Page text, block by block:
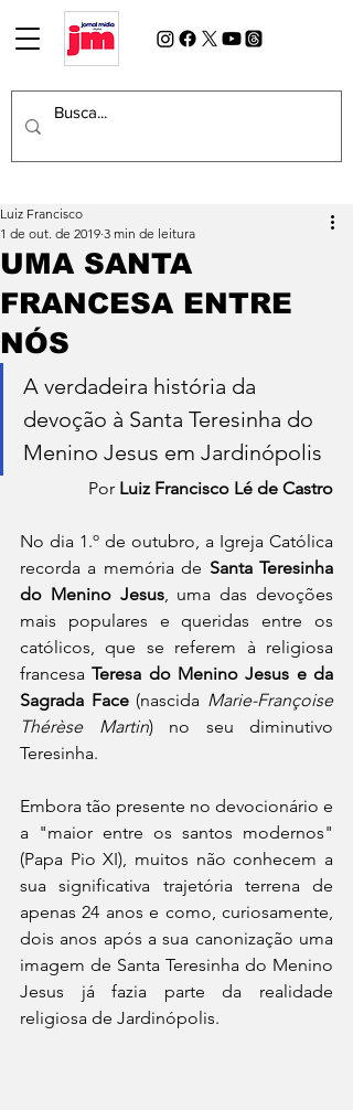
UMA SANTA
FRANCESA ENTRE
NÓS
Luiz Francisco
1 de out. de 2019 3 min de leitura
A verdadeira história da
devoção à Santa Teresinha do
Menino Jesus em Jardinópolis
Por Luiz Francisco Lé de Castro
No dia 1.º de outubro, a Igreja Católica
recorda a memória de Santa Teresinha
do Menino Jesus, uma das devoções
mais populares e queridas entre os
católicos, que se referem à religiosa
francesa Teresa do Menino Jesus e da
Sagrada Face (nascida Marie-Françoise
Thérèse Martin) no seu diminutivo
Teresinha.
Embora tão presente no devocionário e
a "maior entre os santos modernos"
(Papa Pio XI), muitos não conhecem a
sua significativa trajetória terrena de
apenas 24 anos e como, curiosamente,
dois anos após a sua canonização uma
imagem de Santa Teresinha do Menino
Jesus já fazia parte da realidade
religiosa de Jardinópolis.